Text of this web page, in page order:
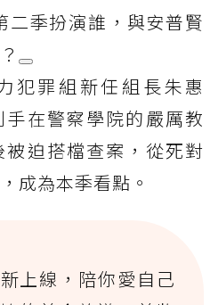
二季扮演誰，與安普賢
犯罪組新任組長朱惠
在警察學院的嚴厲教
迫搭檔查案，從死對
成為本季看點。
上線，陪你愛自己